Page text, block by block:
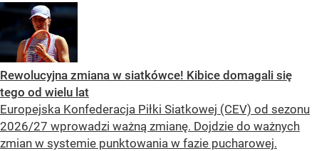
Rewolucyjna zmiana w siatkówce! Kibice domagali się
tego od wielu lat
Europejska Konfederacja Piłki Siatkowej (CEV) od sezonu
2026/27 wprowadzi ważną zmianę. Dojdzie do ważnych
zmian w systemie punktowania w fazie pucharowej.